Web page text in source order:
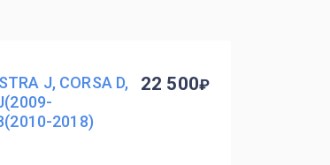
J, CORSA D,
2018)
22 500